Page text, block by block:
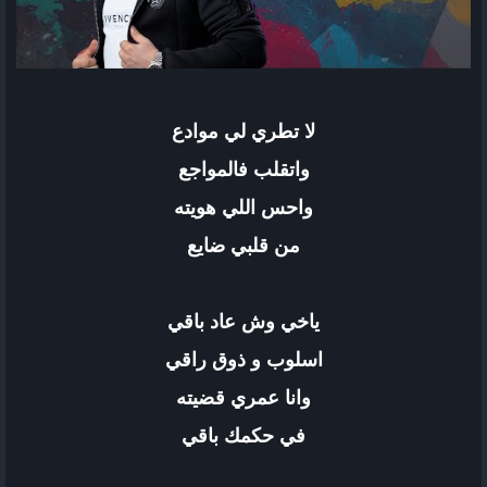
لا تطري لي موادع
واتقلب فالمواجع
واحس اللي هويته
من قلبي ضايع
ياخي وش عاد باقي
اسلوب و ذوق راقي
وانا عمري قضيته
في حكمك باقي